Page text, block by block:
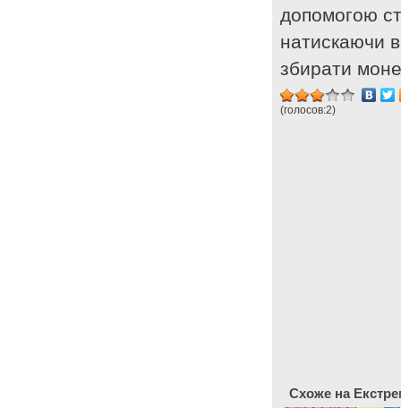
допомогою
натискаючи
збирати
(голосов:2)
Схоже на